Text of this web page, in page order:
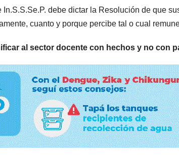
debe dictar la Resolución de que
cuanto y porque percibe tal o cual
al sector docente con hechos y no con